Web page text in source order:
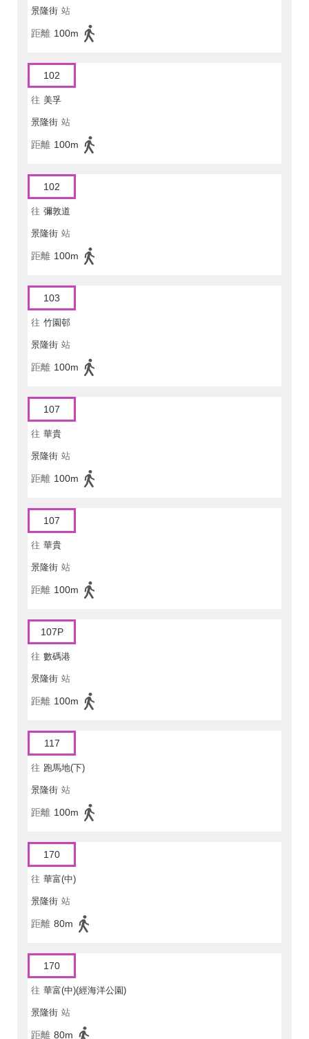
景隆街 站
距離 100m
102
往 美孚
景隆街 站
距離 100m
102
往 彌敦道
景隆街 站
距離 100m
103
往 竹園邨
景隆街 站
距離 100m
107
往 華貴
景隆街 站
距離 100m
107
往 華貴
景隆街 站
距離 100m
107P
往 數碼港
景隆街 站
距離 100m
117
往 跑馬地(下)
景隆街 站
距離 100m
170
往 華富(中)
景隆街 站
距離 80m
170
往 華富(中)(經海洋公園)
景隆街 站
距離 80m